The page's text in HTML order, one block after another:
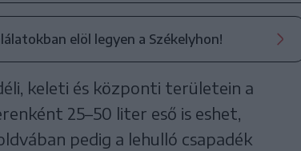
elöl legyen a Székelyhon!
keleti és központi területein a
25–50 liter eső is eshet,
pedig a lehulló csapadék